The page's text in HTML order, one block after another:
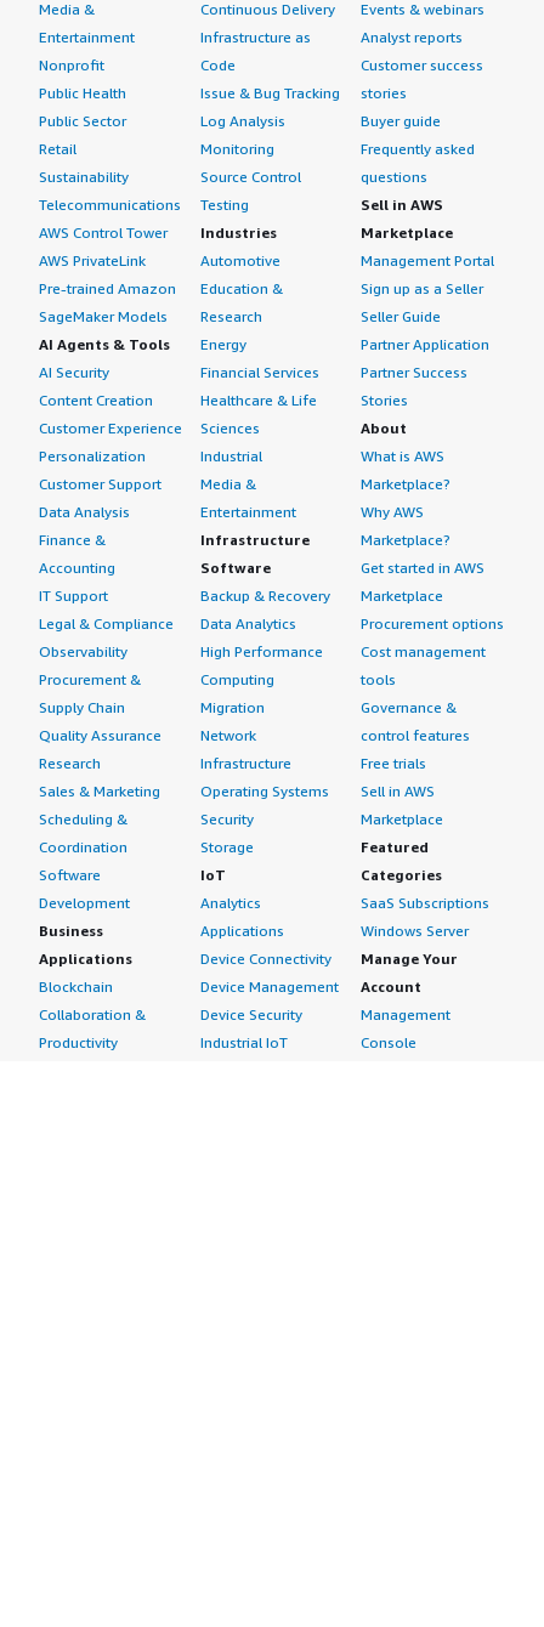
Media &
Entertainment
Nonprofit
Public Health
Public Sector
Retail
Sustainability
Telecommunications
AWS Control Tower
AWS PrivateLink
Pre-trained Amazon
SageMaker Models
AI Agents & Tools
AI Security
Content Creation
Customer Experience
Personalization
Customer Support
Data Analysis
Finance &
Accounting
IT Support
Legal & Compliance
Observability
Procurement &
Supply Chain
Quality Assurance
Research
Sales & Marketing
Scheduling &
Coordination
Software
Development
Business
Applications
Blockchain
Collaboration &
Productivity
Continuous Delivery
Infrastructure as
Code
Issue & Bug Tracking
Log Analysis
Monitoring
Source Control
Testing
Industries
Automotive
Education &
Research
Energy
Financial Services
Healthcare & Life
Sciences
Industrial
Media &
Entertainment
Infrastructure
Software
Backup & Recovery
Data Analytics
High Performance
Computing
Migration
Network
Infrastructure
Operating Systems
Security
Storage
IoT
Analytics
Applications
Device Connectivity
Device Management
Device Security
Industrial IoT
Events & webinars
Analyst reports
Customer success
stories
Buyer guide
Frequently asked
questions
Sell in AWS
Marketplace
Management Portal
Sign up as a Seller
Seller Guide
Partner Application
Partner Success
Stories
About
What is AWS
Marketplace?
Why AWS
Marketplace?
Get started in AWS
Marketplace
Procurement options
Cost management
tools
Governance &
control features
Free trials
Sell in AWS
Marketplace
Featured
Categories
SaaS Subscriptions
Windows Server
Manage Your
Account
Management
Console